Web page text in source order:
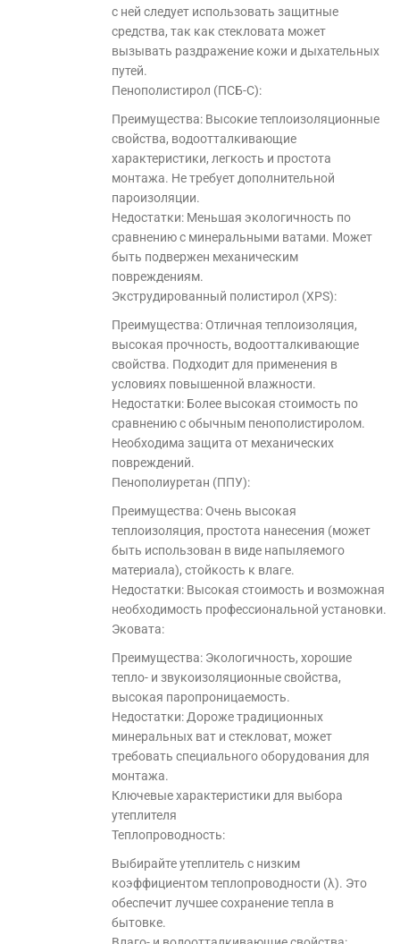
с ней следует использовать защитные
средства, так как стекловата может
вызывать раздражение кожи и дыхательных
путей.
Пенополистирол (ПСБ-С):
Преимущества: Высокие теплоизоляционные
свойства, водоотталкивающие
характеристики, легкость и простота
монтажа. Не требует дополнительной
пароизоляции.
Недостатки: Меньшая экологичность по
сравнению с минеральными ватами. Может
быть подвержен механическим
повреждениям.
Экструдированный полистирол (XPS):
Преимущества: Отличная теплоизоляция,
высокая прочность, водоотталкивающие
свойства. Подходит для применения в
условиях повышенной влажности.
Недостатки: Более высокая стоимость по
сравнению с обычным пенополистиролом.
Необходима защита от механических
повреждений.
Пенополиуретан (ППУ):
Преимущества: Очень высокая
теплоизоляция, простота нанесения (может
быть использован в виде напыляемого
материала), стойкость к влаге.
Недостатки: Высокая стоимость и возможная
необходимость профессиональной установки.
Эковата:
Преимущества: Экологичность, хорошие
тепло- и звукоизоляционные свойства,
высокая паропроницаемость.
Недостатки: Дороже традиционных
минеральных ват и стекловат, может
требовать специального оборудования для
монтажа.
Ключевые характеристики для выбора
утеплителя
Теплопроводность:
Выбирайте утеплитель с низким
коэффициентом теплопроводности (λ). Это
обеспечит лучшее сохранение тепла в
бытовке.